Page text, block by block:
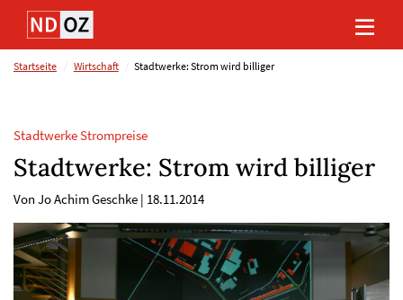
Direkt
Inhalt
(Eingabetaste)
Direkt
Hauptmenu
(Eingabetaste)
Direkt
Suche
(Eingabetaste)
Direkt
Footer
(Eingabetaste)
Startseite Wirtschaft Stadtwerke: Strom wird billiger
Stadtwerke Strompreise
Stadtwerke: Strom wird billiger
Von Jo Achim Geschke | 18.11.2014